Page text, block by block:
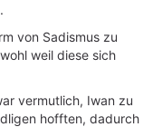
von Sadismus zu
weil diese sich
vermutlich, Iwan zu
hofften, dadurch